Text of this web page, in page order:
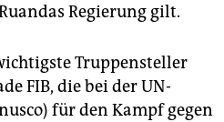
Regierung gilt.
Truppensteller
FIB, die bei der UN-
für den Kampf gegen